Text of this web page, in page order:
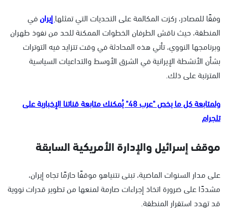
وفقًا للمصادر، ركزت المكالمة على التحديات التي تمثلهاإيرانفي
المنطقة، حيث ناقش الطرفان الخطوات الممكنة للحد من نفوذ طهران
وبرنامجها النووي، تأتي هذه المحادثة في وقت تتزايد فيه التوترات
بشأن الأنشطة الإيرانية في الشرق الأوسط والتداعيات السياسية
المترتبة على ذلك.
ولمتابعة كل ما يخص "عرب 48" يُمكنك متابعة قناتنا الإخبارية على
تلجرام
موقف إسرائيل والإدارة الأمريكية السابقة
على مدار السنوات الماضية، تبنى نتنياهو موقفًا حازمًا تجاه إيران،
مشددًا على ضرورة اتخاذ إجراءات صارمة لمنعها من تطوير قدرات نووية
قد تهدد استقرار المنطقة.